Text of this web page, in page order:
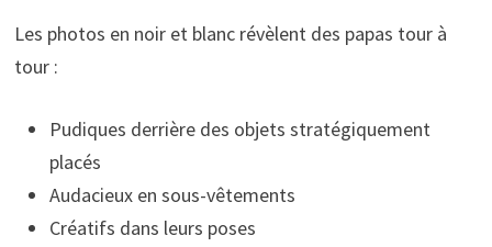
Les photos en noir et blanc révèlent des papas tour à
tour :
Pudiques derrière des objets stratégiquement
placés
Audacieux en sous-vêtements
Créatifs dans leurs poses